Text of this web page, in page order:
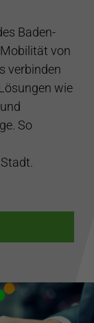
Baden-
von
verbinden
wie
So